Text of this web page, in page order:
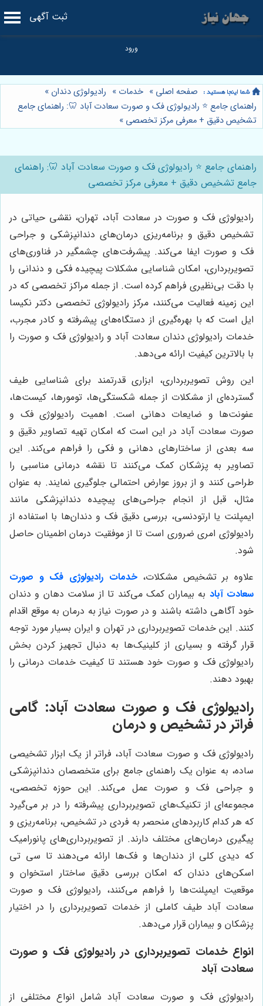
ثبت آگهی
صفحه اصلی » خدمات » رادیولوژی دندان »
راهنمای جامع ⭐️ رادیولوژی فک و صورت سعادت آباد 🦷: راهنمای جامع
تشخیص دقیق + معرفی مرکز تخصصی »
راهنمای جامع ⭐️ رادیولوژی فک و صورت سعادت آباد 🦷: راهنمای
جامع تشخیص دقیق + معرفی مرکز تخصصی
رادیولوژی فک و صورت در سعادت آباد، تهران، نقشی حیاتی در
تشخیص دقیق و برنامه‌ریزی درمان‌های دندانپزشکی و جراحی
فک و صورت ایفا می‌کند. پیشرفت‌های چشمگیر در فناوری‌های
تصویربرداری، امکان شناسایی مشکلات پیچیده فکی و دندانی را
با دقت بی‌نظیری فراهم کرده است. از جمله مراکز تخصصی که در
این زمینه فعالیت می‌کنند، مرکز رادیولوژی تخصصی دکتر نکیسا
ایل است که با بهره‌گیری از دستگاه‌های پیشرفته و کادر مجرب،
خدمات رادیولوژی دندان سعادت آباد و رادیولوژی فک و صورت را
با بالاترین کیفیت ارائه می‌دهد.
این روش تصویربرداری، ابزاری قدرتمند برای شناسایی طیف
گسترده‌ای از مشکلات از جمله شکستگی‌ها، تومورها، کیست‌ها،
عفونت‌ها و ضایعات دهانی است. اهمیت رادیولوژی فک و
صورت سعادت آباد در این است که امکان تهیه تصاویر دقیق و
سه بعدی از ساختارهای دهانی و فکی را فراهم می‌کند. این
تصاویر به پزشکان کمک می‌کنند تا نقشه درمانی مناسبی را
طراحی کنند و از بروز عوارض احتمالی جلوگیری نمایند. به عنوان
مثال، قبل از انجام جراحی‌های پیچیده دندانپزشکی مانند
ایمپلنت یا ارتودنسی، بررسی دقیق فک و دندان‌ها با استفاده از
رادیولوژی امری ضروری است تا از موفقیت درمان اطمینان حاصل
شود.
علاوه بر تشخیص مشکلات،خدمات رادیولوژی فک و صورت
سعادت آباد به بیماران کمک می‌کند تا از سلامت دهان و دندان
خود آگاهی داشته باشند و در صورت نیاز به درمان به موقع اقدام
کنند. این خدمات تصویربرداری در تهران و ایران بسیار مورد توجه
قرار گرفته و بسیاری از کلینیک‌ها به دنبال تجهیز کردن بخش
رادیولوژی فک و صورت خود هستند تا کیفیت خدمات درمانی را
بهبود دهند.
رادیولوژی فک و صورت سعادت آباد: گامی
فراتر در تشخیص و درمان
رادیولوژی فک و صورت سعادت آباد، فراتر از یک ابزار تشخیصی
ساده، به عنوان یک راهنمای جامع برای متخصصان دندانپزشکی
و جراحی فک و صورت عمل می‌کند. این حوزه تخصصی،
مجموعه‌ای از تکنیک‌های تصویربرداری پیشرفته را در بر می‌گیرد
که هر کدام کاربردهای منحصر به فردی در تشخیص، برنامه‌ریزی و
پیگیری درمان‌های مختلف دارند. از تصویربرداری‌های پانورامیک
که دیدی کلی از دندان‌ها و فک‌ها ارائه می‌دهند تا سی تی
اسکن‌های دندان که امکان بررسی دقیق ساختار استخوان و
موقعیت ایمپلنت‌ها را فراهم می‌کنند، رادیولوژی فک و صورت
سعادت آباد طیف کاملی از خدمات تصویربرداری را در اختیار
پزشکان و بیماران قرار می‌دهد.
انواع خدمات تصویربرداری در رادیولوژی فک و صورت
سعادت آباد
رادیولوژی فک و صورت سعادت آباد شامل انواع مختلفی از